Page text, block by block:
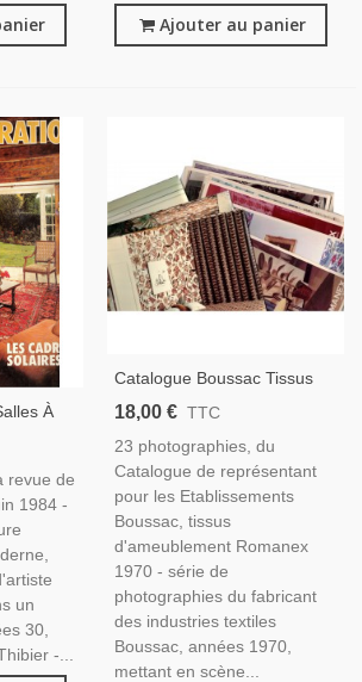
Ajouter au panier
À
revue de
1984 -
un
30,
-...
Catalogue Boussac Tissus
D'ameublement Romanex
Décoration, Textile, Antiquités
18,00 € TTC
23 photographies, du
Catalogue de représentant
pour les Etablissements
Boussac, tissus
d'ameublement Romanex
1970 - série de
photographies du fabricant
des industries textiles
Boussac, années 1970,
mettant en scène...